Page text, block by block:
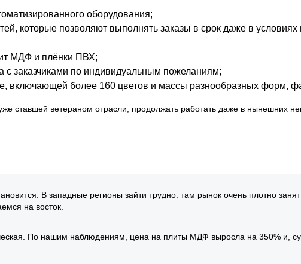
оборудования;
которые позволяют выполнять заказы в срок даже в условиях
МДФ и плёнки ПВХ;
с заказчиками по индивидуальным пожеланиям;
включающей более 160 цветов и массы разнообразных форм,
ставшей ветераном отрасли, продолжать работать даже в нынешних
В западные регионы зайти трудно: там рынок очень плотно
на восток.
По нашим наблюдениям, цена на плиты МДФ выросла на 350% и,